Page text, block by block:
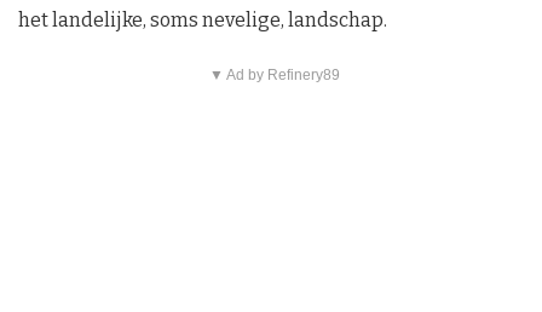
het landelijke, soms nevelige, landschap.
▼ Ad by Refinery89